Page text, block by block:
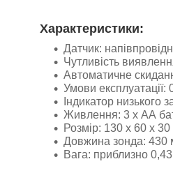
Характеристики:
Датчик:
Чутливість
Автоматичне
Умови експлуатації:
Індикатор низького
Живлення: 3 х АА
Розмір: 130 х 60 х
Довжина зонда: 430
Вага: приблизно 0,43